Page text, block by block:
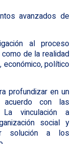
avanzados de
al proceso
de la realidad
económico, político
profundizar en un
acuerdo con las
vinculación a
social y
solución a los